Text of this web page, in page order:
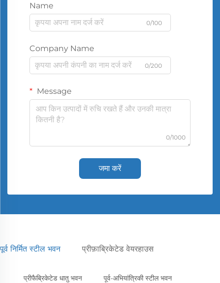
Name
0/100
Company Name
0/200
Message
0/1000
जमा करें
पूर्व निर्मित स्टील भवन प्रीफ़ाब्रिकेटेड वेयरहाउस
प्रीफैब्रिकेटेड धातु भवन पूर्व-अभियांत्रिकी स्टील भवन